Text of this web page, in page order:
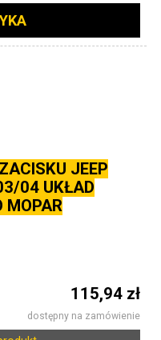
JEEP
04 UKŁAD
MOPAR
115,94 zł
dostępny na zamówienie